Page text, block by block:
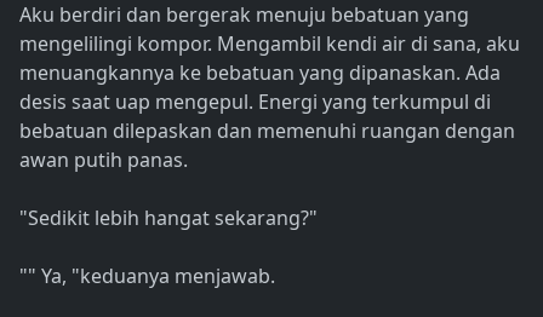
Aku berdiri dan bergerak menuju bebatuan yang
mengelilingi kompor. Mengambil kendi air di sana, aku
menuangkannya ke bebatuan yang dipanaskan. Ada
desis saat uap mengepul. Energi yang terkumpul di
bebatuan dilepaskan dan memenuhi ruangan dengan
awan putih panas.
"Sedikit lebih hangat sekarang?"
"" Ya, "keduanya menjawab.